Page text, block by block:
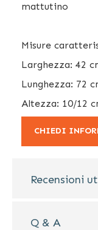
mattutino
Misure
Larghezza: 42
Lunghezza: 72
Altezza: 10/12
CHIEDI
Recensioni
Q & A